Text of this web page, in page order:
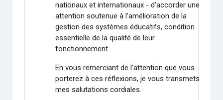
nationaux et internationaux - d’accorder une
attention soutenue à l’amélioration de la
gestion des systèmes éducatifs, condition
essentielle de la qualité de leur
fonctionnement.
En vous remerciant de l’attention que vous
porterez à ces réflexions, je vous transmets
mes salutations cordiales.